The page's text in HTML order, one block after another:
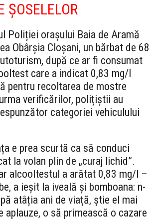
ȘOSELELOR
Poliției orașului Baia de Aramă
Obârșia Cloșani, un bărbat de 68
după ce ar fi consumat
care a indicat 0,83 mg/l
pentru recoltarea de mostre
verificărilor, polițiștii au
categoriei vehiculului
e prea scurtă ca să conduci
la volan plin de „curaj lichid”.
alcooltestul a arătat 0,83 mg/l –
a ieșit la iveală și bomboana: n-
atâția ani de viață, știe el mai
o să primească o cazare